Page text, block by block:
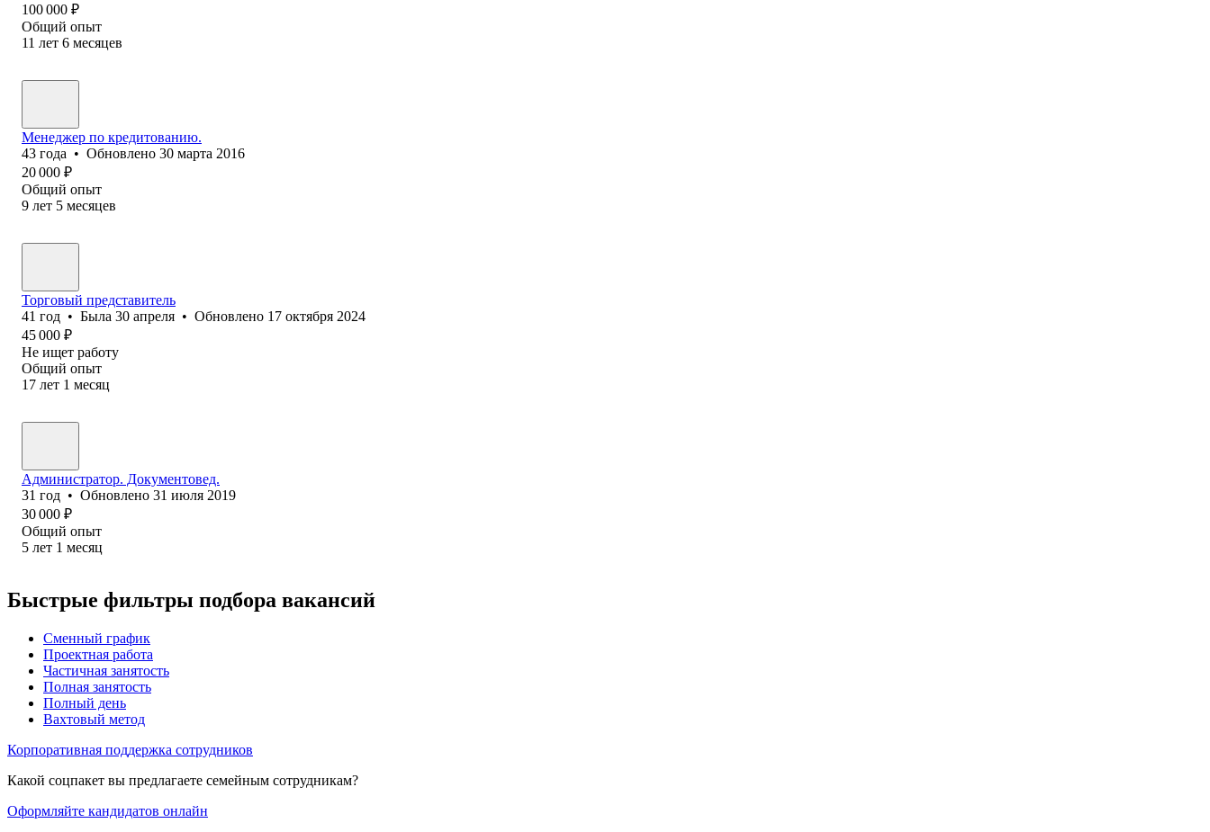
100 000 ₽
Общий опыт
11 лет 6 месяцев
Менеджер по кредитованию.
43 года • Обновлено 30 марта 2016
20 000 ₽
Общий опыт
9 лет 5 месяцев
Торговый представитель
41 год • Была 30 апреля • Обновлено 17 октября 2024
45 000 ₽
Не ищет работу
Общий опыт
17 лет 1 месяц
Администратор. Документовед.
31 год • Обновлено 31 июля 2019
30 000 ₽
Общий опыт
5 лет 1 месяц
Быстрые фильтры подбора вакансий
Сменный график
Проектная работа
Частичная занятость
Полная занятость
Полный день
Вахтовый метод
Корпоративная поддержка сотрудников
Какой соцпакет вы предлагаете семейным сотрудникам?
Оформляйте кандидатов онлайн